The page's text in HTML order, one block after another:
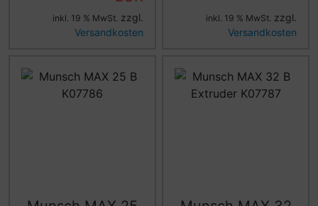
inkl. 19 % MwSt. zzgl.
Versandkosten
inkl. 19 % MwSt. zzgl.
Versandkosten